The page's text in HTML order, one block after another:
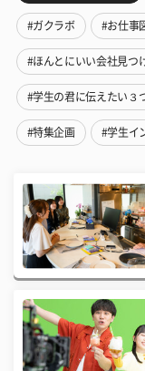
#ガクラボ #お仕事
#ほんとにいい会社見つ
#学生の君に伝えたい３
#特集企画 #学生イ